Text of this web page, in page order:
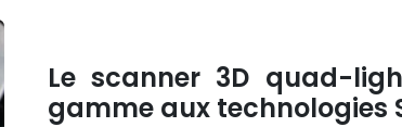
Le scanner 3D quad-
gamme aux technologies